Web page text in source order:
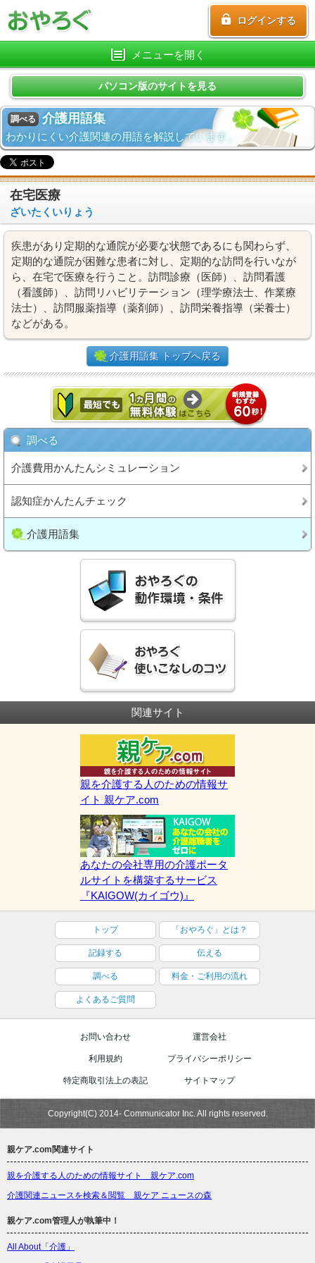
ログインする
メニューを開く
パソコン版のサイトを見る
調べる 介護用語集
わかりにくい介護関連の用語を解説しています。
在宅医療
ざいたくいりょう
疾患があり定期的な通院が必要な状態であるにも関わらず、
定期的な通院が困難な患者に対し、定期的な訪問を行いなが
ら、在宅で医療を行うこと。訪問診療（医師）、訪問看護
（看護師）、訪問リハビリテーション（理学療法士、作業療
法士）、訪問服薬指導（薬剤師）、訪問栄養指導（栄養士）
などがある。
介護用語集 トップへ戻る
調べる
介護費用かんたんシミュレーション
認知症かんたんチェック
介護用語集
関連サイト
親を介護する人のための情報サ
イト 親ケア.com
あなたの会社専用の介護ポータ
ルサイトを構築するサービス
『KAIGOW(カイゴウ)』
トップ 「おやろぐ」とは？
記録する 伝える
調べる 料金・ご利用の流れ
よくあるご質問
お問い合わせ 運営会社
利用規約 プライバシーポリシー
特定商取引法上の表記 サイトマップ
Copyright(C) 2014- Communicator Inc. All rights reserved.
親ケア.com関連サイト
親を介護する人のための情報サイト 親ケア.com
介護関連ニュースを検索＆閲覧 親ケア ニュースの森
親ケア.com管理人が執筆中！
All About「介護」